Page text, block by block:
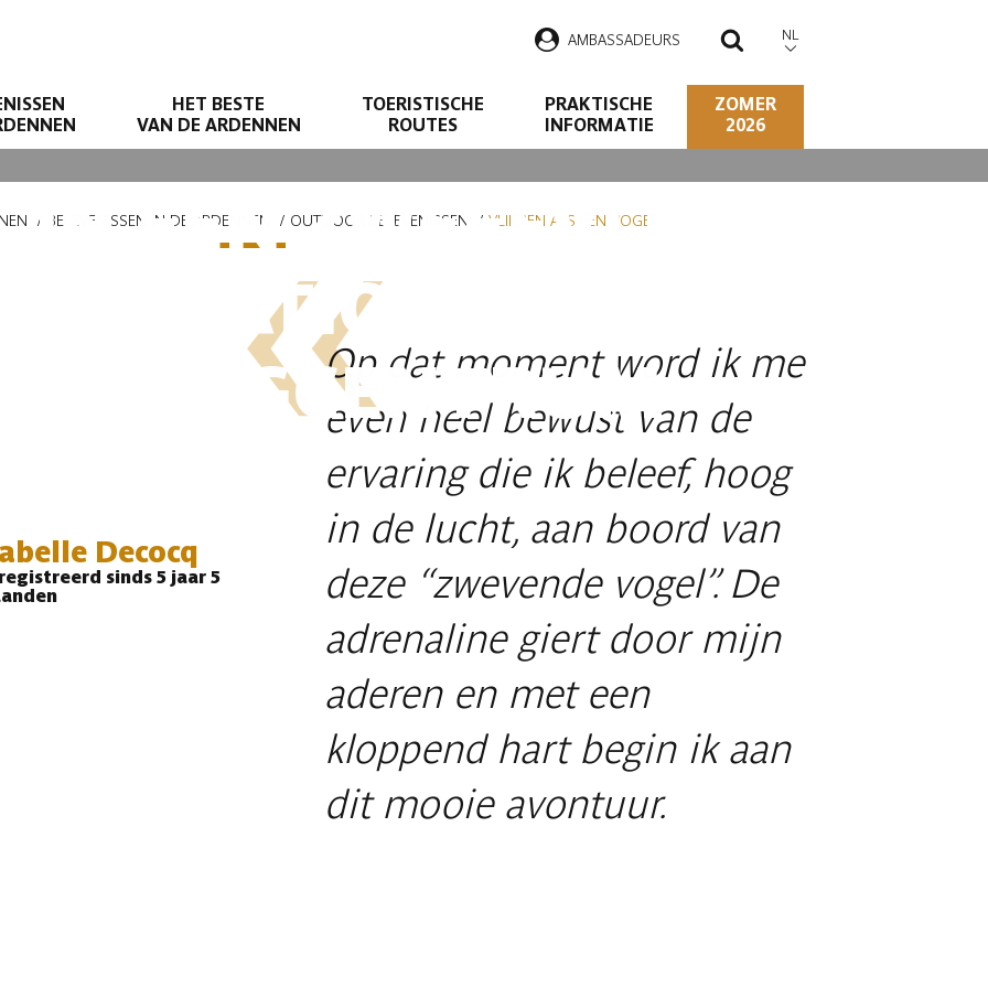
AMBASSADEURS ZOEKEN
NL
HET BESTE
VAN DE ARDENNEN
TOERISTISCHE
ROUTES
PRAKTISCHE
INFORMATIE
ZOMER
2026
IN EEN ZWEEFVLIEGTUIG
HET NATIONAAL
BELEVENISSEN IN DE ARDENNEN OUTDOOR BELEVENISSEN VLIEGEN ALS EEN VOGEL
Decocq
sinds 5 jaar 5
Op dat moment word ik me
even heel bewust van de
ervaring die ik beleef, hoog
in de lucht, aan boord van
deze “zwevende vogel”. De
adrenaline giert door mijn
aderen en met een
kloppend hart begin ik aan
dit mooie avontuur.